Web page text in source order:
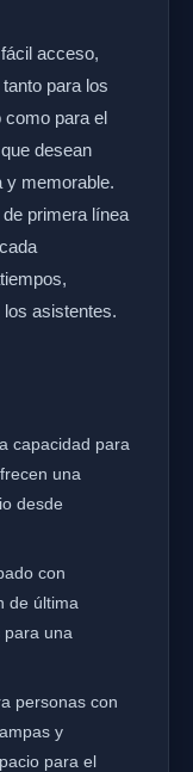
acceso,
para los
como para el
desean
y memorable.
primera línea
asistentes.
capacidad para
una
desde
con
de última
para una
personas con
y
para el